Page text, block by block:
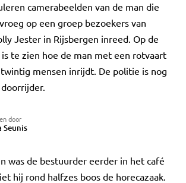
camerabeelden van de man die
op een groep bezoekers van
Jester in Rijsbergen inreed. Op de
te zien hoe de man met een rotvaart
mensen inrijdt. De politie is nog
door
Seunis
was de bestuurder eerder in het café
hij rond halfzes boos de horecazaak.